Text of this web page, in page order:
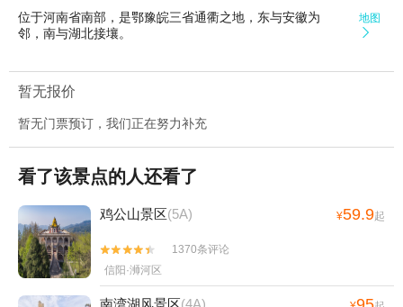
位于河南省南部，是鄂豫皖三省通衢之地，东与安徽为
邻，南与湖北接壤。
地图

暂无报价
暂无门票预订，我们正在努力补充
看了该景点的人还看了
鸡公山景区(5A) ¥59.9起


1370条评论
信阳·浉河区